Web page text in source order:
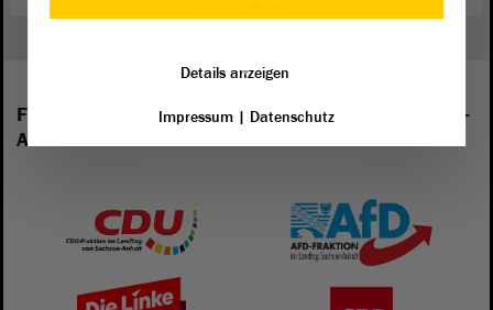
Folgende Fraktionen sind im Landtag von Sachsen-
Anhalt vertreten:
Details anzeigen
Impressum| Datenschutz